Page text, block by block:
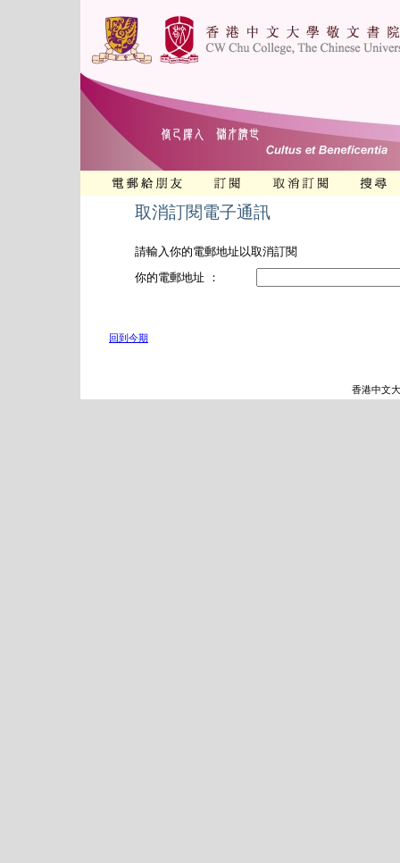
取消訂閱電子通訊
請輸入你的電郵地址以取消訂閱
你的電郵地址 ：
回到今期
香港中文